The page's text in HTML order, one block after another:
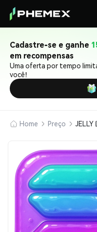
Cadastre-se e ganhe
em recompensas
Uma oferta por tempo
você!
Home Preço